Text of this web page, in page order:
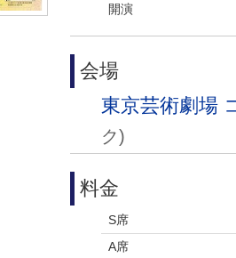
開演
会場
東京芸術劇場
ク)
料金
S席
A席